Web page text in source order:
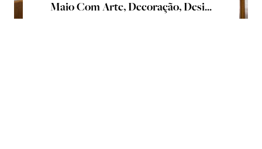
Maio Com Arte, Decoração, Desi...